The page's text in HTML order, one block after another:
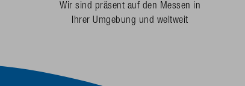
Wir sind präsent auf den Messen in
Ihrer Umgebung und weltweit